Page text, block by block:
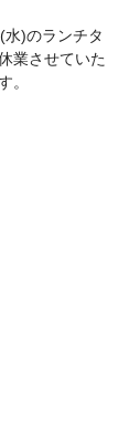
水)のランチタ
業させていた
。